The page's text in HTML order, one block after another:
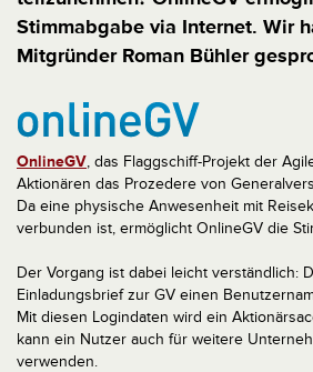
Stimmabgabe via Internet. Wir
Mitgründer Roman Bühler
OnlineGV, das Flaggschiff-Projekt der
Aktionären das Prozedere von
Da eine physische Anwesenheit mit
verbunden ist, ermöglicht OnlineGV die
Der Vorgang ist dabei leicht verständlich:
Einladungsbrief zur GV einen
Mit diesen Logindaten wird ein
kann ein Nutzer auch für weitere
verwenden.